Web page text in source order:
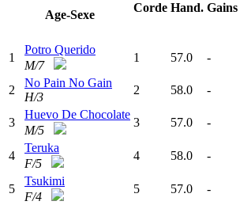
Age-Sexe
Corde Hand. Gains
1
Potro Querido
M/7
1 57.0 -
2
No Pain No Gain
H/3
2 58.0 -
3
Huevo De Chocolate
M/5
3 57.0 -
4
Teruka
F/5
4 58.0 -
5
Tsukimi
F/4
5 57.0 -